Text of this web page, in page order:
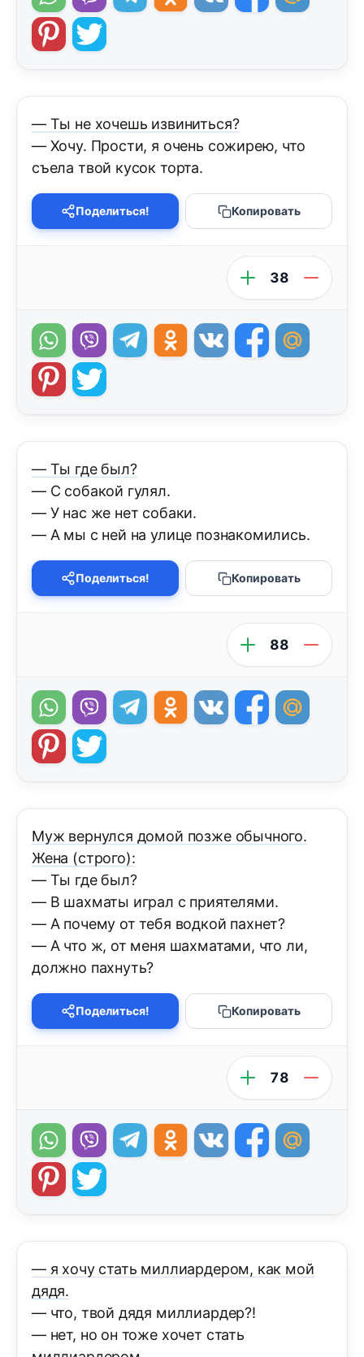
— Ты не хочешь извиниться?
— Хочу. Прости, я очень сожирею, что
съела твой кусок торта.
Поделиться! Копировать
38
— Ты где был?
— С собакой гулял.
— У нас же нет собаки.
— А мы с ней на улице познакомились.
Поделиться! Копировать
88
Муж вернулся домой позже обычного.
Жена (строго):
— Ты где был?
— В шахматы играл с приятелями.
— А почему от тебя водкой пахнет?
— А что ж, от меня шахматами, что ли,
должно пахнуть?
Поделиться! Копировать
78
— я хочу стать миллиардером, как мой
дядя.
— что, твой дядя миллиардер?!
— нет, но он тоже хочет стать